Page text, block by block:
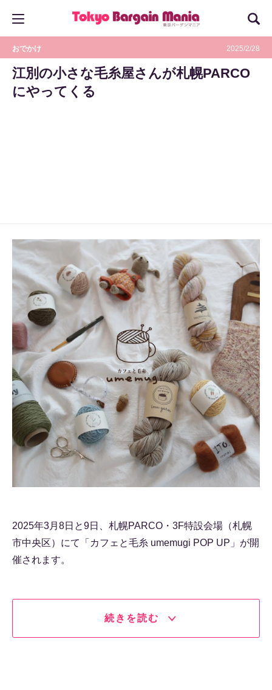
おでかけ 2025/2/28
江別の小さな毛糸屋さんが札幌PARCO
にやってくる
2025年3月8日と9日、札幌PARCO・3F特設会場（札幌
市中央区）にて「カフェと毛糸 umemugi POP UP」が開
催されます。
続きを読む